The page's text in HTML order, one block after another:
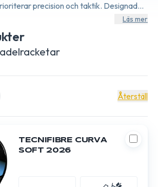
precision och taktik. Designade
hanterbarhet och överlägsen
racketar dig att placera dina slag
De är den perfekta kombinationen
för en kompromisslös
Läs mer
TECNIFIBRE CURVA
SOFT 2026
Återställ